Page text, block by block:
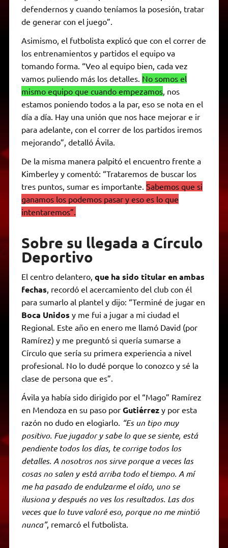
defendernos y cuando teníamos la posesión, tratar
de generar con el juego”.
Asimismo, el futbolista explicó que con el correr de
los entrenamientos y partidos el equipo va
tomando forma. “Veo al equipo bien, cada vez
vamos puliendo más los detalles. No somos el
mismo equipo que cuando empezamos, nos
estamos poniendo todos a la par, eso se nota en el
día a día. Hay una unión que nos hace mejorar e ir
para adelante, con el correr de los partidos iremos
mejorando”, detalló Ávila.
De la misma manera palpitó el encuentro frente a
Kimberley y comentó: “Trataremos de buscar los
tres puntos, sumar es importante. Sabemos que si
ganamos los podemos pasar y eso es lo que
intentaremos”.
Sobre su llegada a Círculo
Deportivo
El centro delantero, que ha sido titular en ambas
fechas, recordó el acercamiento del club con él
para sumarlo al plantel y dijo: “Terminé de jugar en
Boca Unidos y me fui a jugar a mi ciudad el
Regional. Este año en enero me llamó David (por
Ramírez) y me preguntó si quería sumarse a
Círculo que sería su primera experiencia a nivel
profesional. No lo dudé porque lo conozco y sé la
clase de persona que es”.
Ávila ya había sido dirigido por el “Mago” Ramírez
en Mendoza en su paso por Gutiérrezy por esta
razón no dudo en elogiarlo. “Es un tipo muy
positivo. Fue jugador y sabe lo que se siente, está
pendiente todos los días, te corrige todos los
detalles. A nosotros nos sirve porque a veces las
cosas no salen y está arriba todo el tiempo. A mí
me ha pasado de endulzarme el oído, uno se
ilusiona y después no ves los resultados. Las dos
veces que lo tuve valoré eso, porque no me mintió
nunca”, remarcó el futbolista.